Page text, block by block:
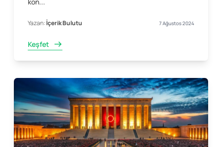
Yazan:İçerik Bulutu 7 Ağustos 2024
Keşfet